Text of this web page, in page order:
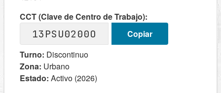
CCT (Clave de Centro de Trabajo):
13PSU0200O
Copiar
Turno: Discontinuo
Zona: Urbano
Estado: Activo (2026)